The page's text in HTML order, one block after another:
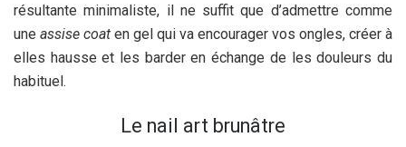
résultante minimaliste, il ne suffit que d’admettre comme
une assise coat en gel qui va encourager vos ongles, créer à
elles hausse et les barder en échange de les douleurs du
habituel.
Le nail art brunâtre